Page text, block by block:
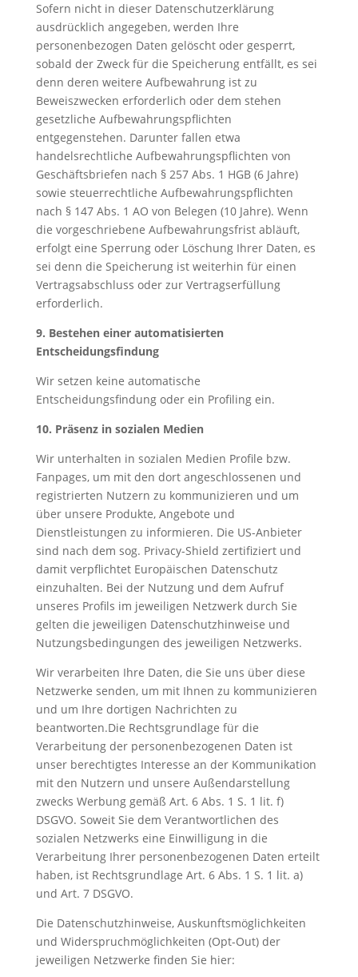
Sofern nicht in dieser Datenschutzerklärung
ausdrücklich angegeben, werden Ihre
personenbezogen Daten gelöscht oder gesperrt,
sobald der Zweck für die Speicherung entfällt, es sei
denn deren weitere Aufbewahrung ist zu
Beweiszwecken erforderlich oder dem stehen
gesetzliche Aufbewahrungspflichten
entgegenstehen. Darunter fallen etwa
handelsrechtliche Aufbewahrungspflichten von
Geschäftsbriefen nach § 257 Abs. 1 HGB (6 Jahre)
sowie steuerrechtliche Aufbewahrungspflichten
nach § 147 Abs. 1 AO von Belegen (10 Jahre). Wenn
die vorgeschriebene Aufbewahrungsfrist abläuft,
erfolgt eine Sperrung oder Löschung Ihrer Daten, es
sei denn die Speicherung ist weiterhin für einen
Vertragsabschluss oder zur Vertragserfüllung
erforderlich.
9. Bestehen einer automatisierten
Entscheidungsfindung
Wir setzen keine automatische
Entscheidungsfindung oder ein Profiling ein.
10. Präsenz in sozialen Medien
Wir unterhalten in sozialen Medien Profile bzw.
Fanpages, um mit den dort angeschlossenen und
registrierten Nutzern zu kommunizieren und um
über unsere Produkte, Angebote und
Dienstleistungen zu informieren. Die US-Anbieter
sind nach dem sog. Privacy-Shield zertifiziert und
damit verpflichtet Europäischen Datenschutz
einzuhalten. Bei der Nutzung und dem Aufruf
unseres Profils im jeweiligen Netzwerk durch Sie
gelten die jeweiligen Datenschutzhinweise und
Nutzungsbedingungen des jeweiligen Netzwerks.
Wir verarbeiten Ihre Daten, die Sie uns über diese
Netzwerke senden, um mit Ihnen zu kommunizieren
und um Ihre dortigen Nachrichten zu
beantworten.Die Rechtsgrundlage für die
Verarbeitung der personenbezogenen Daten ist
unser berechtigtes Interesse an der Kommunikation
mit den Nutzern und unsere Außendarstellung
zwecks Werbung gemäß Art. 6 Abs. 1 S. 1 lit. f)
DSGVO. Soweit Sie dem Verantwortlichen des
sozialen Netzwerks eine Einwilligung in die
Verarbeitung Ihrer personenbezogenen Daten erteilt
haben, ist Rechtsgrundlage Art. 6 Abs. 1 S. 1 lit. a)
und Art. 7 DSGVO.
Die Datenschutzhinweise, Auskunftsmöglichkeiten
und Widerspruchmöglichkeiten (Opt-Out) der
jeweiligen Netzwerke finden Sie hier: